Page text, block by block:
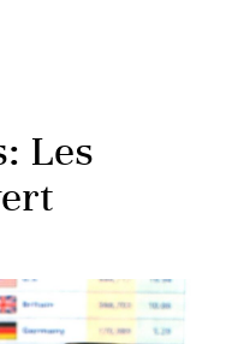
Les